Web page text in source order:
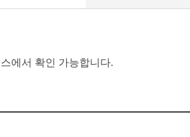
에서 확인 가능합니다.